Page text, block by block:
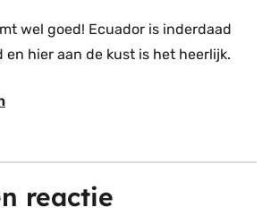
wel goed! Ecuador is inderdaad
hier aan de kust is het heerlijk.
reactie